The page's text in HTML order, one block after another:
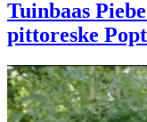
Tuinbaas
pittoreske